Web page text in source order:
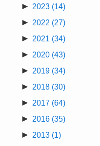
► 2023 (14)
► 2022 (27)
► 2021 (34)
► 2020 (43)
► 2019 (34)
► 2018 (30)
► 2017 (64)
► 2016 (35)
► 2013 (1)